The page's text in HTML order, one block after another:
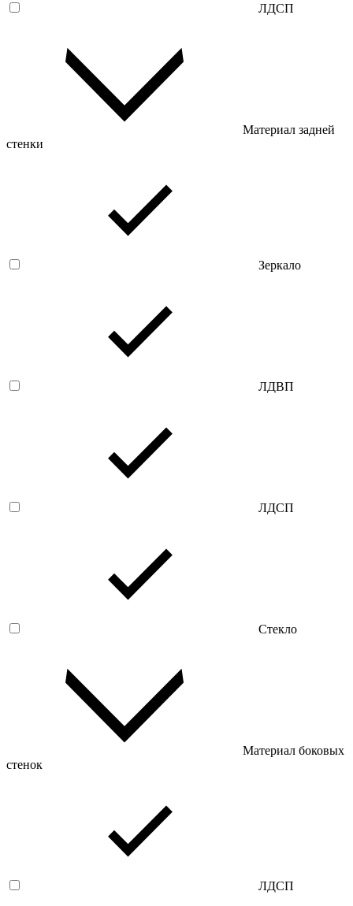
ЛДСП
Материал задней
стенки
Зеркало
ЛДВП
ЛДСП
Стекло
Материал боковых
стенок
ЛДСП